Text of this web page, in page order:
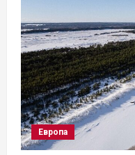
Европа